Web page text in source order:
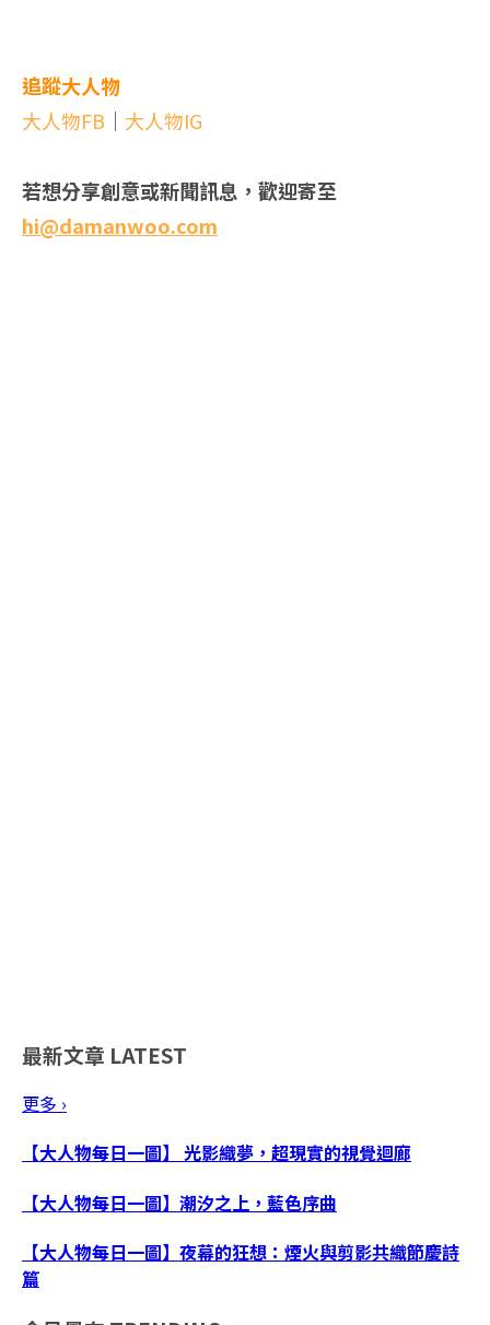
追蹤大人物
大人物FB ｜ 大人物IG
若想分享創意或新聞訊息，歡迎寄至
hi@damanwoo.com
最新文章 LATEST
更多 ›
【大人物每日一圖】 光影織夢，超現實的視覺迴廊
【大人物每日一圖】潮汐之上，藍色序曲
【大人物每日一圖】夜幕的狂想：煙火與剪影共織節慶詩
篇